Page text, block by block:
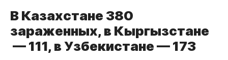
В Казахстане 380
зараженных, в Кыргызстане
— 111, в Узбекистане — 173